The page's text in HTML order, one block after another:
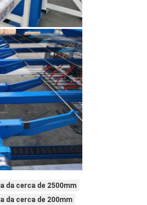
da cerca de 2500mm
da cerca de 200mm